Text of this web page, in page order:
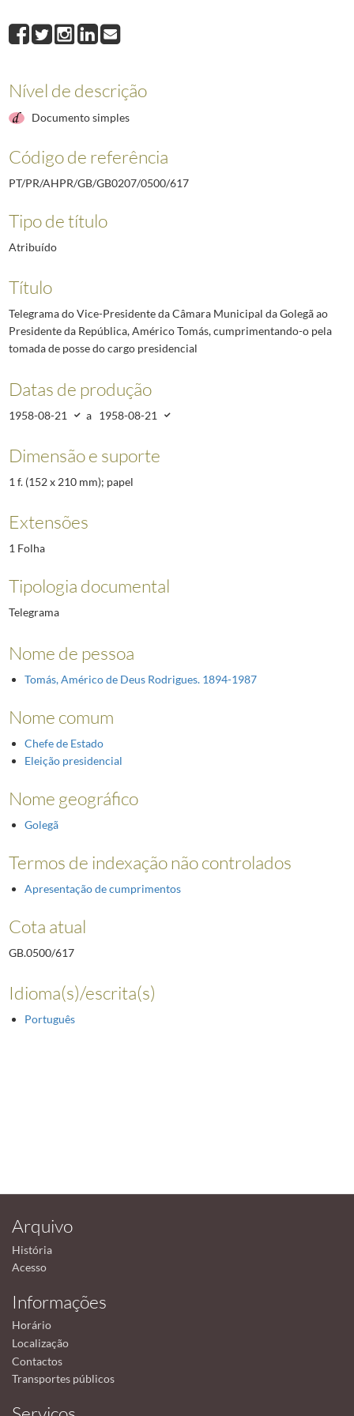
618 Telegrama do Presidente da Câmara Municipal de Vila Franca de Xira,
619 Telegrama da Direção da Câmara de Despachantes Oficiais ao
Cartão da Direção da revista Defesa Nacional ao Presidente da
(...)
Nível de descrição
Documento simples
Código de referência
PT/PR/AHPR/GB/GB0207/0500/617
Tipo de título
Atribuído
Título
Telegrama do Vice-Presidente da Câmara Municipal da Golegã ao
Presidente da República, Américo Tomás, cumprimentando-o pela
tomada de posse do cargo presidencial
Datas de produção
1958-08-21 a 1958-08-21
Dimensão e suporte
1 f. (152 x 210 mm); papel
Extensões
1 Folha
Tipologia documental
Telegrama
Nome de pessoa
Tomás, Américo de Deus Rodrigues. 1894-1987
Nome comum
Chefe de Estado
Eleição presidencial
Nome geográfico
Golegã
Termos de indexação não controlados
Apresentação de cumprimentos
Cota atual
GB.0500/617
Idioma(s)/escrita(s)
Português
Arquivo
História
Acesso
Informações
Horário
Localização
Contactos
Transportes públicos